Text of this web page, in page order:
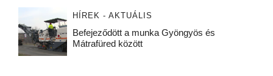
HÍREK - AKTUÁLIS
Befejeződött a munka Gyöngyös és
Mátrafüred között